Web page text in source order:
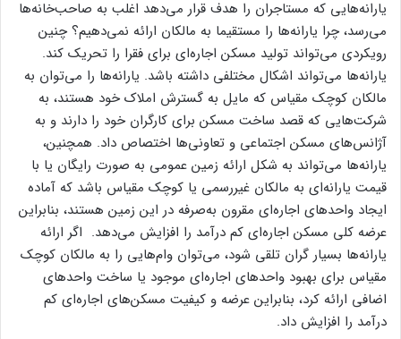
یارانه‌‌‌‌هایی که مستاجران را هدف قرار می‌دهد اغلب به صاحب‌خانه‌‌‌‌ها
می‌‌‌‌رسد، چرا یارانه‌‌‌‌ها را مستقیما به مالکان ارائه نمی‌‌‌‌دهیم؟ چنین
رویکردی می‌تواند تولید مسکن اجاره‌‌‌‌ای برای فقرا را تحریک کند.
یارانه‌‌‌‌ها می‌تواند اشکال مختلفی داشته باشد. یارانه‌‌‌‌ها را می‌توان به
مالکان کوچک مقیاس که مایل به گسترش املاک خود هستند، به
شرکت‌هایی که قصد ساخت مسکن برای کارگران خود را دارند و به
آژانس‌‌‌‌های مسکن اجتماعی و تعاونی‌‌‌‌ها اختصاص داد. همچنین،
یارانه‌‌‌‌ها می‌تواند به شکل ارائه زمین عمومی به صورت رایگان یا با
قیمت یارانه‌‌‌‌ای به مالکان غیررسمی یا کوچک مقیاس باشد که آماده
ایجاد واحدهای اجاره‌‌‌‌ای مقرون به‌‌‌‌صرفه در این زمین هستند، بنابراین
عرضه کلی مسکن اجاره‌‌‌‌ای کم درآمد را افزایش می‌دهد. اگر ارائه
یارانه‌‌‌‌ها بسیار گران تلقی شود، می‌توان وام‌‌‌‌هایی را به مالکان کوچک
مقیاس برای بهبود واحدهای اجاره‌‌‌‌ای موجود یا ساخت واحدهای
اضافی ارائه کرد، بنابراین عرضه و کیفیت مسکن‌‌‌‌های اجاره‌‌‌‌ای کم
درآمد را افزایش داد.